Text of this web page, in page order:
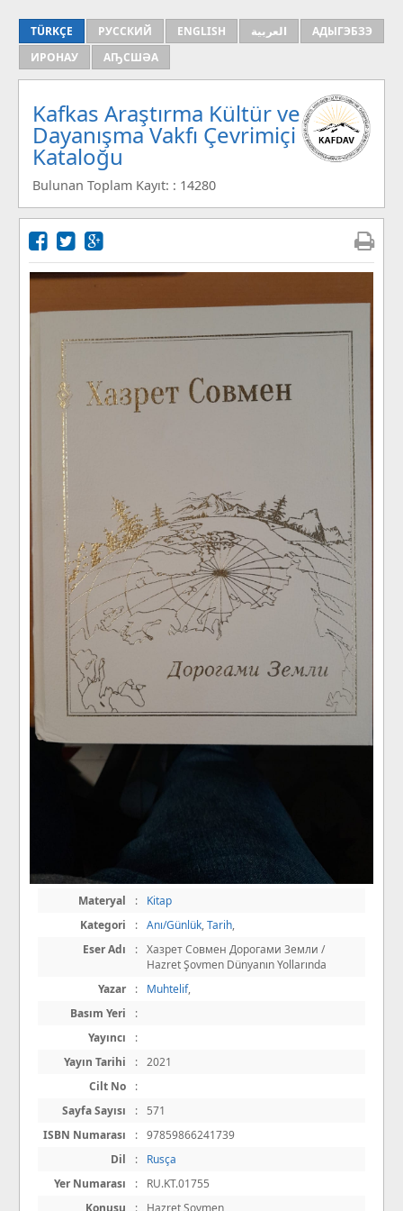
TÜRKÇE РУССКИЙ ENGLISH العربية
АДЫГЭБЗЭ
ИРОНАУ
АҦСШӘА
Kafkas Araştırma Kültür ve
Dayanışma Vakfı Çevrimiçi
Kataloğu
Bulunan Toplam Kayıt: : 14280
Materyal :
Kitap
Kategori
: Anı/Günlük,Tarih,
Eser Adı
: Хазрет Совмен Дорогами 3емли /
Hazret Şovmen Dünyanın Yollarında
Yazar
: Muhtelif,
Basım Yeri
:
Yayıncı
:
Yayın Tarihi
: 2021
Cilt No
:
Sayfa Sayısı
:
571
ISBN Numarası
: 97859866241739
Dil
:
Rusça
Yer Numarası
:
RU.KT.01755